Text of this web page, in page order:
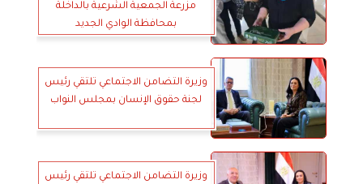
مزرعة الجمعية الشرعية بالداخلة
بمحافظة الوادي الجديد
وزيرة التضامن الاجتماعي تلتقي رئيس
لجنة حقوق الإنسان بمجلس النواب
وزيرة التضامن الاجتماعي تلتقي رئيس